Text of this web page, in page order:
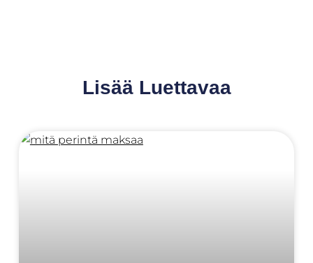
Lisää Luettavaa